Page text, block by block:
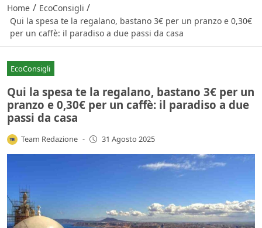
Home / EcoConsigli /
Qui la spesa te la regalano, bastano 3€ per un pranzo e 0,30€
per un caffè: il paradiso a due passi da casa
EcoConsigli
Qui la spesa te la regalano, bastano 3€ per un
pranzo e 0,30€ per un caffè: il paradiso a due
passi da casa
Team Redazione - 31 Agosto 2025